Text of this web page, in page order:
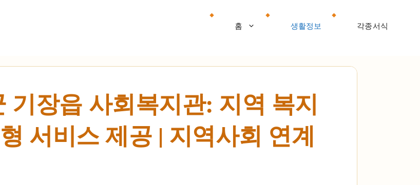
홈 생활정보 각종서식
기장읍 사회복지관: 지역 복지
서비스 제공 | 지역사회 연계